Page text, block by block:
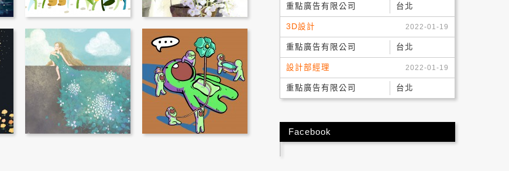
重點廣告有限公司 台北
3D設計 2022-01-19
重點廣告有限公司 台北
設計部經理 2022-01-19
重點廣告有限公司 台北
Facebook